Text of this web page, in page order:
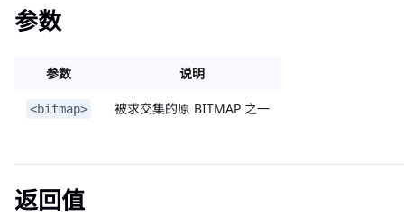
参数
参数 说明
<bitmap> 被求交集的原 BITMAP 之一
返回值